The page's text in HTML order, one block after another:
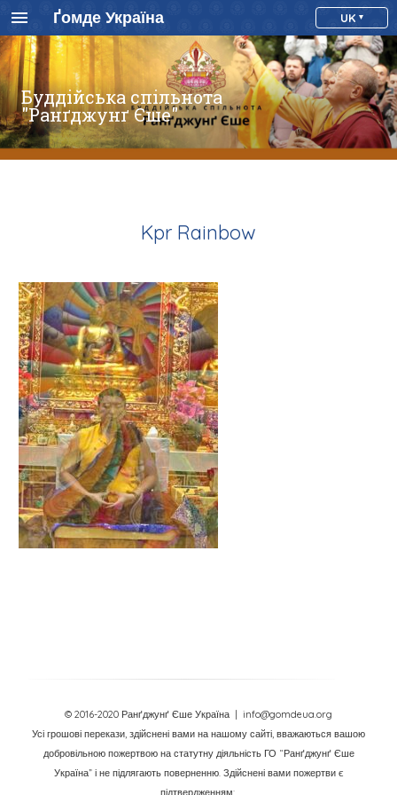
Ґомде Україна UK
Буддійська спільнота
"Ранґджунґ Єше"
Kpr Rainbow
© 2016-2020 Ранґджунґ Єше Україна
| info@gomdeua.org
Усі грошові перекази, здійснені вами на нашому сайті, вважаються вашою
добровільною пожертвою на статутну діяльність ГО “Ранґджунґ Єше
Україна” і не підлягають поверненню. Здійснені вами пожертви є
підтвердженням: